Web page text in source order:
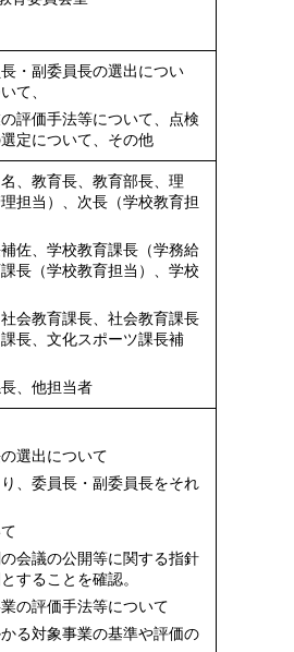
・副委員長の選出につい
て、
評価手法等について、
点検
定について、その他
、教育長、教育部長、理
担当）、次長（学校教育担
佐、学校教育課長（学務給
長（学校教育担当）、学校
社会教育課長、社会教育課長
長、文化スポーツ課長補
、他担当者
選出について
、委員長・副委員長をそれ
会議の公開等に関する指針
することを確認。
の評価手法等について
る対象事業の基準や評価の